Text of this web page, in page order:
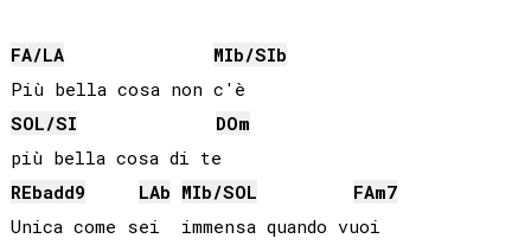
FA/LA MIb/SIb
SOL/SI DOm
REbadd9 LAb MIb/SOL FAm7